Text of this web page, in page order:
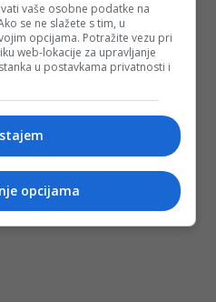
vaše osobne podatke na
se ne slažete s tim, u
opcijama. Potražite vezu pri
web-lokacije za upravljanje
u postavkama privatnosti i
opcijama